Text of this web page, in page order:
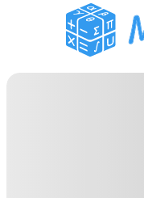
PDF宿題ヘルパー
学習ツール